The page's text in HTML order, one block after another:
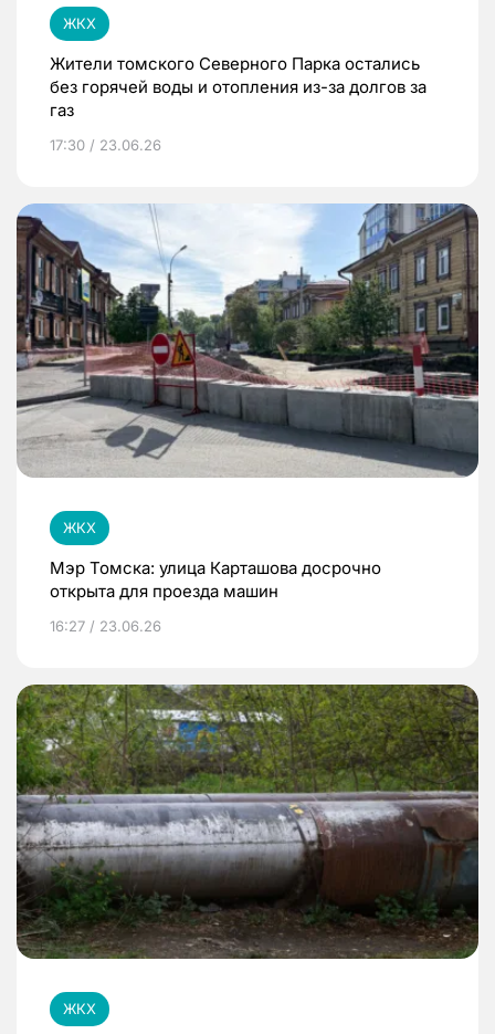
ЖКХ
Жители томского Северного Парка остались
без горячей воды и отопления из-за долгов за
газ
17:30 / 23.06.26
ЖКХ
Мэр Томска: улица Карташова досрочно
открыта для проезда машин
16:27 / 23.06.26
ЖКХ